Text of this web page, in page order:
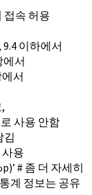
접속 허용
이하에서
에서
서
사용 안함
김
용
# 좀 더 자세히
계 정보는 공유